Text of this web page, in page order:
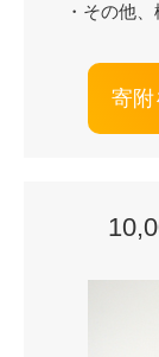
・その他
寄附